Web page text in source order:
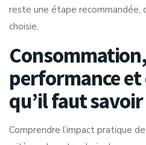
reste une étape
choisie.
Consommation,
performance et
qu’il faut savoir
Comprendre l’impact pratique